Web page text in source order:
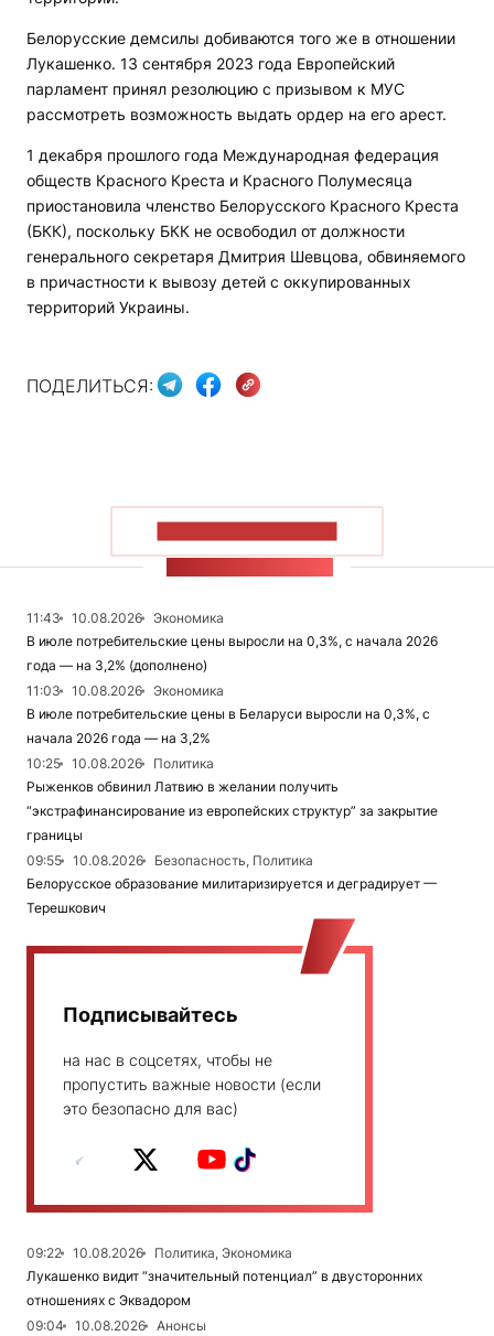
Белорусские демсилы добиваются того же в отношении
Лукашенко. 13 сентября 2023 года Европейский
парламент принял резолюцию с призывом к МУС
рассмотреть возможность выдать ордер на его арест.
1 декабря прошлого года Международная федерация
обществ Красного Креста и Красного Полумесяца
приостановила членство Белорусского Красного Креста
(БКК), поскольку БКК не освободил от должности
генерального секретаря Дмитрия Шевцова, обвиняемого
в причастности к вывозу детей с оккупированных
территорий Украины.
ПОДЕЛИТЬСЯ:
11:43 10.08.2026
Экономика
В июле потребительские цены выросли на 0,3%, с начала 2026
года — на 3,2% (дополнено)
11:03
10.08.2026
Экономика
В июле потребительские цены в Беларуси выросли на 0,3%, с
начала 2026 года — на 3,2%
10:25
10.08.2026
Политика
Рыженков обвинил Латвию в желании получить
“экстрафинансирование из европейских структур” за закрытие
границы
09:55
10.08.2026
Безопасность, Политика
Белорусское образование милитаризируется и деградирует —
Терешкович
Подписывайтесь
на нас в соцсетях, чтобы не
пропустить важные новости (если
это безопасно для вас)
09:22 10.08.2026
Политика, Экономика
Лукашенко видит “значительный потенциал” в двусторонних
отношениях с Эквадором
09:04
10.08.2026
Анонсы